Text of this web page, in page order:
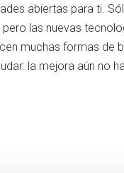
abiertas para ti.
las nuevas
muchas formas de
la mejora aún no